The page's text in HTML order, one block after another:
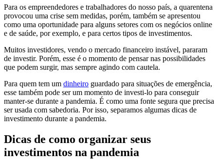
Para os empreendedores e trabalhadores do nosso país, a quarentena
provocou uma crise sem medidas, porém, também se apresentou
como uma oportunidade para alguns setores com os negócios online
e de saúde, por exemplo, e para certos tipos de investimentos.
Muitos investidores, vendo o mercado financeiro instável, pararam
de investir. Porém, esse é o momento de pensar nas possibilidades
que podem surgir, mas sempre agindo com cautela.
Para quem tem um dinheiro guardado para situações de emergência,
esse também pode ser um momento de investi-lo para conseguir
manter-se durante a pandemia. É como uma fonte segura que precisa
ser usada com sabedoria. Por isso, separamos algumas dicas de
investimento durante a pandemia.
Dicas de como organizar seus
investimentos na pandemia